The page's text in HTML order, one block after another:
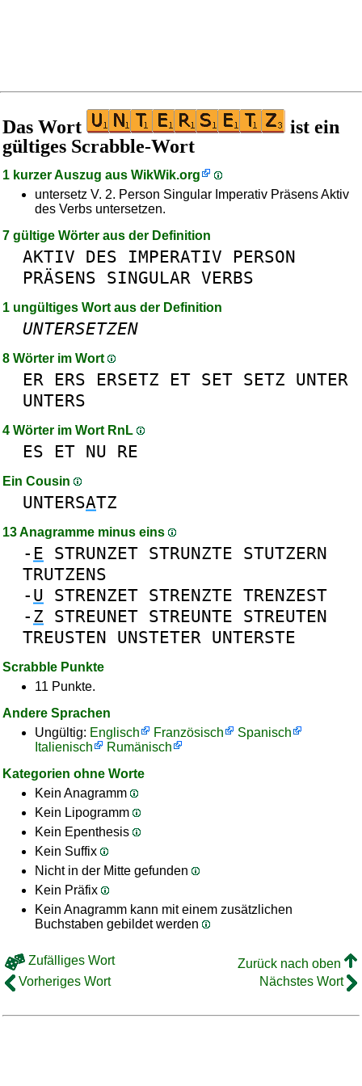
Das Wort
ist ein
gültiges Scrabble-Wort
1 kurzer Auszug aus WikWik.org
untersetz V. 2. Person Singular Imperativ Präsens Aktiv
des Verbs untersetzen.
7 gültige Wörter aus der Definition
AKTIV DES IMPERATIV
PERSON
PRÄSENS SINGULAR VERBS
1 ungültiges Wort aus der Definition
UNTERSETZEN
8 Wörter im Wort
ER ERS ERSETZ ET SET SETZ UNTER
UNTERS
4 Wörter im Wort RnL
ES ET NU RE
Ein Cousin
UNTERSATZ
13 Anagramme minus eins
- E STRUNZET STRUNZTE STUTZERN
TRUTZENS
- U STRENZET STRENZTE TRENZEST
- Z STREUNET STREUNTE STREUTEN
TREUSTEN UNSTETER UNTERSTE
Scrabble Punkte
11 Punkte.
Andere Sprachen
Ungültig: Englisch Französisch
Spanisch
Italienisch
Rumänisch
Kategorien ohne Worte
Kein Anagramm
Kein Lipogramm
Kein Epenthesis
Kein Suffix
Nicht in der Mitte gefunden
Kein Präfix
Kein Anagramm kann mit einem zusätzlichen
Buchstaben gebildet werden
Zufälliges Wort
Zurück nach oben
Vorheriges Wort
Nächstes Wort